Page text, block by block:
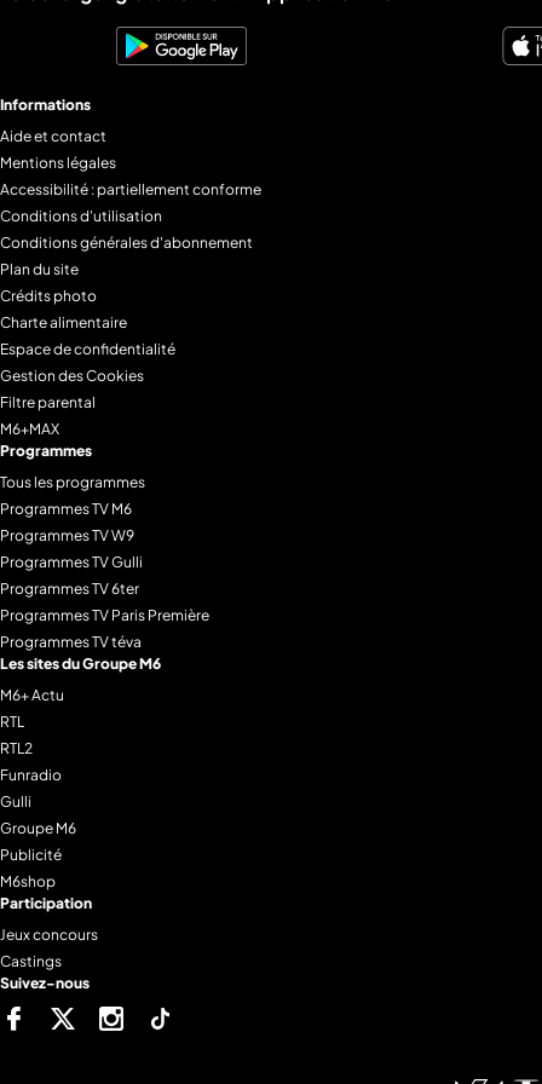
Informations
Aide et contact
Mentions légales
Accessibilité : partiellement conforme
Conditions d'utilisation
Conditions générales d'abonnement
Plan du site
Crédits photo
Charte alimentaire
Espace de confidentialité
Gestion des Cookies
Filtre parental
M6+MAX
Programmes
Tous les programmes
Programmes TV M6
Programmes TV W9
Programmes TV Gulli
Programmes TV 6ter
Programmes TV Paris Première
Programmes TV téva
Les sites du Groupe M6
M6+ Actu
RTL
RTL2
Funradio
Gulli
Groupe M6
Publicité
M6shop
Participation
Jeux concours
Castings
Suivez-nous
FacebookTwitter Instagram